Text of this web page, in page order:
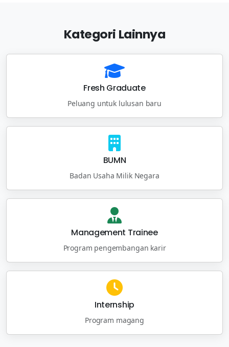
Kategori Lainnya
Fresh Graduate
Peluang untuk lulusan baru
BUMN
Badan Usaha Milik Negara
Management Trainee
Program pengembangan karir
Internship
Program magang